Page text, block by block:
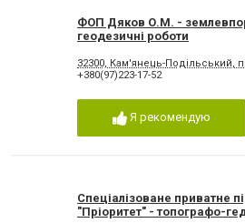
ФОП Дяков О.М. -
геодезичні роботи
32300, Кам'янець-Подільський,
+380(97)223-17-52
Я рекомендую
Спеціалізоване приватне
"Пріоритет" - топографо-